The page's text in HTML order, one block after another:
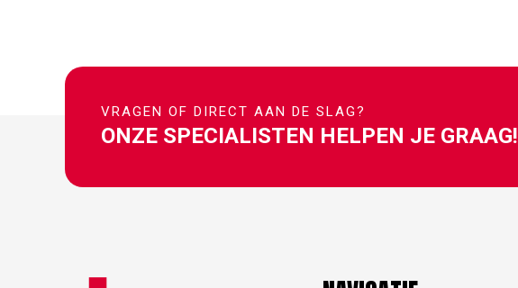
VRAGEN OF DIRECT AAN DE SLAG?
ONZE SPECIALISTEN HELPEN JE GRAAG!